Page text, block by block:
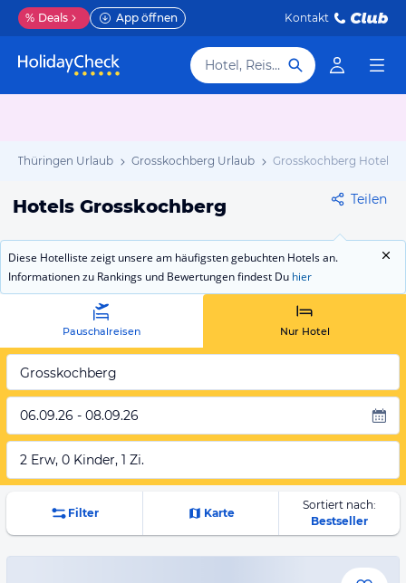
% Deals App öffnen Kontakt
Hotel, Reiseziel
Thüringen Urlaub Grosskochberg Urlaub Grosskochberg Hotels
Hotels Grosskochberg Teilen
Diese Hotelliste zeigt unsere am häufigsten gebuchten Hotels an.
Informationen zu Rankings und Bewertungen findest Du hier
Pauschalreisen Nur Hotel
Grosskochberg
06.09.26 - 08.09.26
2 Erw, 0 Kinder, 1 Zi.
Filter Karte
Sortiert nach:
Bestseller